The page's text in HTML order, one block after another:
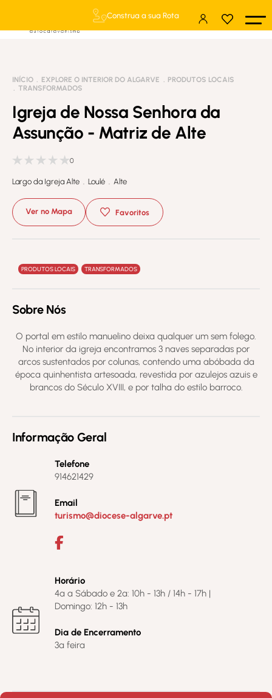
Construa a sua Rota
INÍCIO EXPLORE O INTERIOR DO ALGARVE
PRODUTOS LOCAIS
TRANSFORMADOS
Igreja de Nossa Senhora da
Assunção - Matriz de Alte
0
Largo da Igreja Alte . Loulé . Alte
Ver no Mapa Favoritos
PRODUTOS LOCAIS TRANSFORMADOS
Sobre Nós
O portal em estilo manuelino deixa qualquer um sem folego.
No interior da igreja encontramos 3 naves separadas por
arcos sustentados por colunas, contendo uma abóbada da
época quinhentista artesoada, revestida por azulejos azuis e
brancos do Século XVIII, e por talha do estilo barroco.
Informação Geral
Telefone
914621429
Email
turismo@diocese-algarve.pt
Horário
4ª a Sábado e 2ª: 10h - 13h / 14h - 17h |
Domingo: 12h - 13h
Dia de Encerramento
3ª feira